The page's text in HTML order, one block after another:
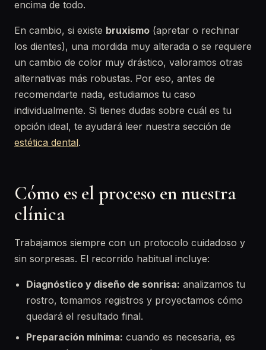
encima de todo.
En cambio, si existe bruxismo (apretar o rechinar
los dientes), una mordida muy alterada o se requiere
un cambio de color muy drástico, valoramos otras
alternativas más robustas. Por eso, antes de
recomendarte nada, estudiamos tu caso
individualmente. Si tienes dudas sobre cuál es tu
opción ideal, te ayudará leer nuestra sección de
estética dental.
Cómo es el proceso en nuestra
clínica
Trabajamos siempre con un protocolo cuidadoso y
sin sorpresas. El recorrido habitual incluye:
Diagnóstico y diseño de sonrisa: analizamos tu
rostro, tomamos registros y proyectamos cómo
quedará el resultado final.
Preparación mínima: cuando es necesaria, es